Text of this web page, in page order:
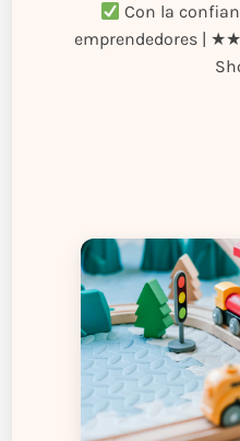
Con la
emprendedores |